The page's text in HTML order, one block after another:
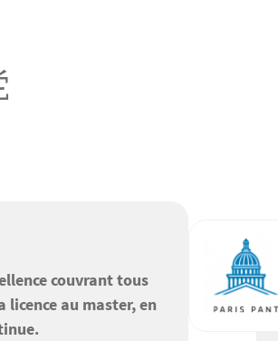
couvrant tous
licence au master, en